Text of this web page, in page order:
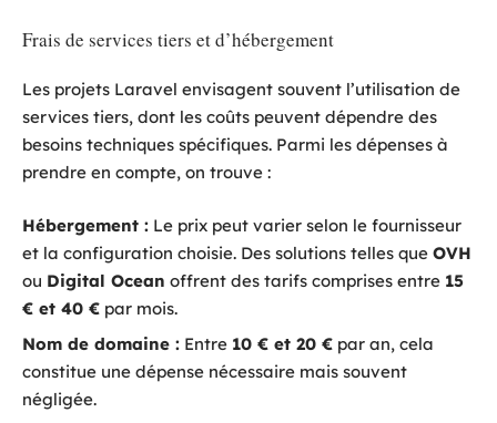
Frais de services tiers et d’hébergement
Les projets Laravel envisagent souvent l’utilisation de
services tiers, dont les coûts peuvent dépendre des
besoins techniques spécifiques. Parmi les dépenses à
prendre en compte, on trouve :
Hébergement : Le prix peut varier selon le fournisseur
et la configuration choisie. Des solutions telles que OVH
ou Digital Ocean offrent des tarifs comprises entre 15
€ et 40 € par mois.
Nom de domaine : Entre 10 € et 20 € par an, cela
constitue une dépense nécessaire mais souvent
négligée.